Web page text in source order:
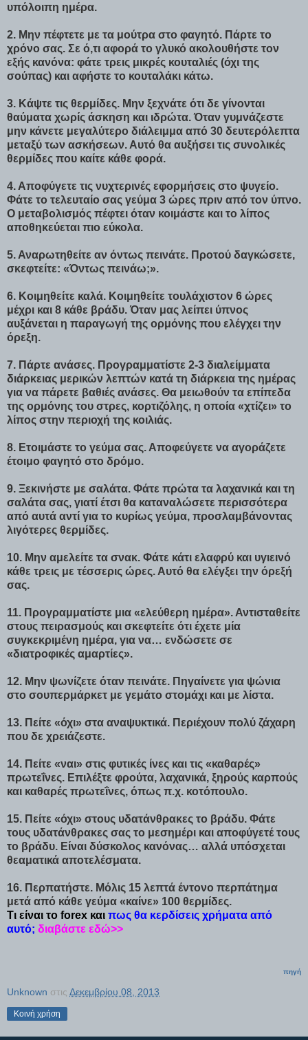
υπόλοιπη ημέρα.
2. Μην πέφτετε με τα μούτρα στο φαγητό. Πάρτε το
χρόνο σας. Σε ό,τι αφορά το γλυκό ακολουθήστε τον
εξής κανόνα: φάτε τρεις μικρές κουταλιές (όχι της
σούπας) και αφήστε το κουταλάκι κάτω.
3. Κάψτε τις θερμίδες. Μην ξεχνάτε ότι δε γίνονται
θαύματα χωρίς άσκηση και ιδρώτα. Όταν γυμνάζεστε
μην κάνετε μεγαλύτερο διάλειμμα από 30 δευτερόλεπτα
μεταξύ των ασκήσεων. Αυτό θα αυξήσει τις συνολικές
θερμίδες που καίτε κάθε φορά.
4. Αποφύγετε τις νυχτερινές εφορμήσεις στο ψυγείο.
Φάτε το τελευταίο σας γεύμα 3 ώρες πριν από τον ύπνο.
Ο μεταβολισμός πέφτει όταν κοιμάστε και το λίπος
αποθηκεύεται πιο εύκολα.
5. Αναρωτηθείτε αν όντως πεινάτε. Προτού δαγκώσετε,
σκεφτείτε: «Όντως πεινάω;».
6. Κοιμηθείτε καλά. Κοιμηθείτε τουλάχιστον 6 ώρες
μέχρι και 8 κάθε βράδυ. Όταν μας λείπει ύπνος
αυξάνεται η παραγωγή της ορμόνης που ελέγχει την
όρεξη.
7. Πάρτε ανάσες. Προγραμματίστε 2-3 διαλείμματα
διάρκειας μερικών λεπτών κατά τη διάρκεια της ημέρας
για να πάρετε βαθιές ανάσες. Θα μειωθούν τα επίπεδα
της ορμόνης του στρες, κορτιζόλης, η οποία «χτίζει» το
λίπος στην περιοχή της κοιλιάς.
8. Ετοιμάστε το γεύμα σας. Αποφεύγετε να αγοράζετε
έτοιμο φαγητό στο δρόμο.
9. Ξεκινήστε με σαλάτα. Φάτε πρώτα τα λαχανικά και τη
σαλάτα σας, γιατί έτσι θα καταναλώσετε περισσότερα
από αυτά αντί για το κυρίως γεύμα, προσλαμβάνοντας
λιγότερες θερμίδες.
10. Μην αμελείτε τα σνακ. Φάτε κάτι ελαφρύ και υγιεινό
κάθε τρεις με τέσσερις ώρες. Αυτό θα ελέγξει την όρεξή
σας.
11. Προγραμματίστε μια «ελεύθερη ημέρα». Αντισταθείτε
στους πειρασμούς και σκεφτείτε ότι έχετε μία
συγκεκριμένη ημέρα, για να… ενδώσετε σε
«διατροφικές αμαρτίες».
12. Μην ψωνίζετε όταν πεινάτε. Πηγαίνετε για ψώνια
στο σουπερμάρκετ με γεμάτο στομάχι και με λίστα.
13. Πείτε «όχι» στα αναψυκτικά. Περιέχουν πολύ ζάχαρη
που δε χρειάζεστε.
14. Πείτε «ναι» στις φυτικές ίνες και τις «καθαρές»
πρωτεΐνες. Επιλέξτε φρούτα, λαχανικά, ξηρούς καρπούς
και καθαρές πρωτεΐνες, όπως π.χ. κοτόπουλο.
15. Πείτε «όχι» στους υδατάνθρακες το βράδυ. Φάτε
τους υδατάνθρακες σας το μεσημέρι και αποφύγετέ τους
το βράδυ. Είναι δύσκολος κανόνας… αλλά υπόσχεται
θεαματικά αποτελέσματα.
16. Περπατήστε. Μόλις 15 λεπτά έντονο περπάτημα
μετά από κάθε γεύμα «καίνε» 100 θερμίδες.
Τι είναι το forex και πως θα κερδίσεις χρήματα από
αυτό; διαβάστε εδώ>>
πηγή
Unknown στις Δεκεμβρίου 08, 2013
Κοινή χρήση